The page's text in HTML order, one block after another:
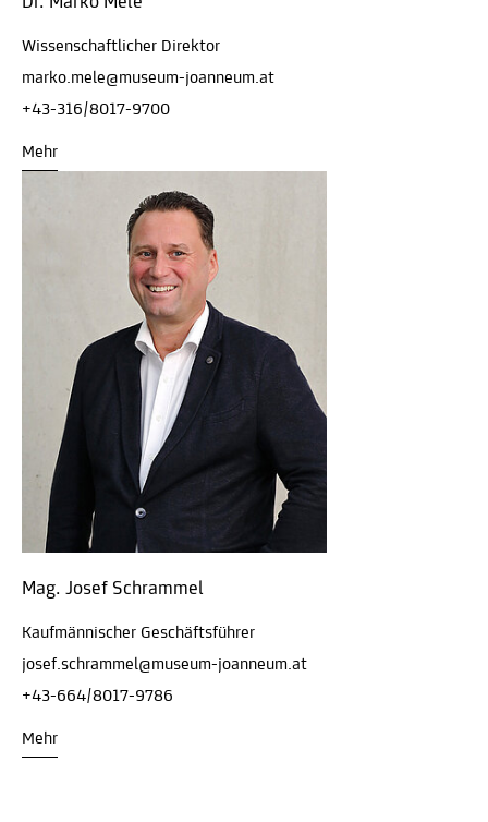
Wissenschaftlicher Direktor
marko.mele@museum-joanneum.at
+43-316/8017-9700
Mehr
Mag. Josef Schrammel
Kaufmännischer Geschäftsführer
josef.schrammel@museum-joanneum.at
+43-664/8017-9786
Mehr